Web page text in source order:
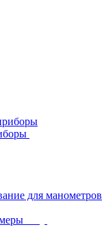
для манометров